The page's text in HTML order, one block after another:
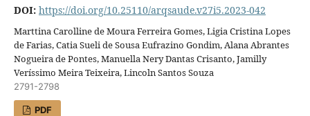
DOI: https://doi.org/10.25110/arqsaude.v27i5.2023-042
Marttina Carolline de Moura Ferreira Gomes, Ligia Cristina Lopes
de Farias, Catia Sueli de Sousa Eufrazino Gondim, Alana Abrantes
Nogueira de Pontes, Manuella Nery Dantas Crisanto, Jamilly
Veríssimo Meira Teixeira, Lincoln Santos Souza
2791-2798
PDF